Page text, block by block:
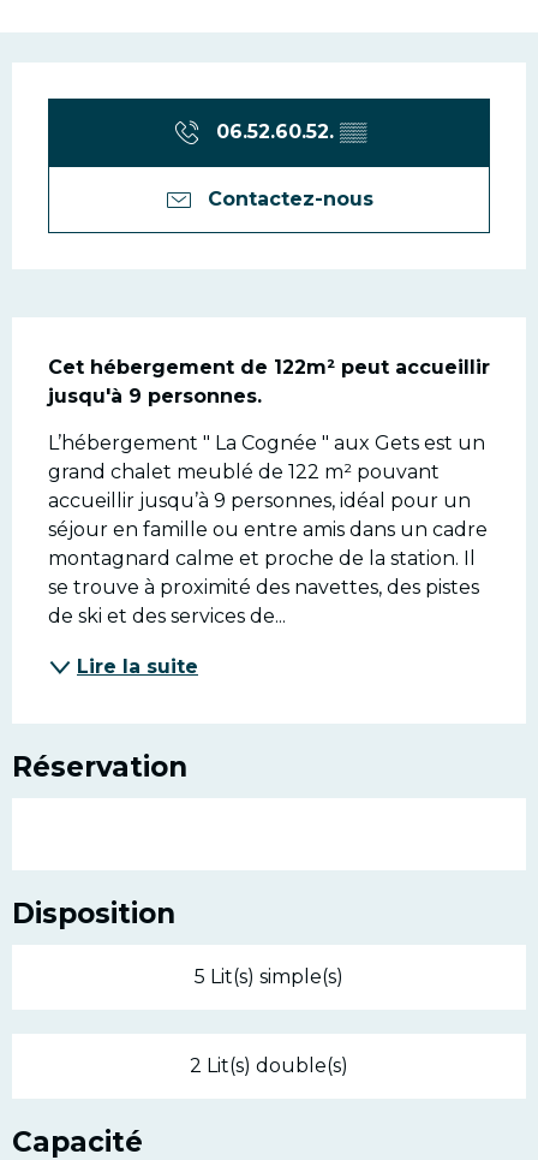
Ouverture et
06.52.60.52. ▒▒
Contactez-nous
Description
Cet hébergement de 122m² peut accueillir
jusqu'à 9 personnes.
L’hébergement " La Cognée " aux Gets est un
grand chalet meublé de 122 m² pouvant
accueillir jusqu’à 9 personnes, idéal pour un
séjour en famille ou entre amis dans un cadre
montagnard calme et proche de la station. Il
se trouve à proximité des navettes, des pistes
de ski et des services de...
Lire la suite
Réservation
Disposition
5 Lit(s) simple(s)
2 Lit(s) double(s)
Capacité